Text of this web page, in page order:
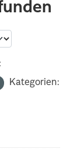
Kategorien: